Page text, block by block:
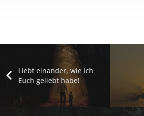
Liebt einander, wie ich
Euch geliebt habe!